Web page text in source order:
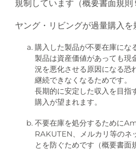
規制しています（概要書面規則
ヤング・リビングが過量購入を
購入した製品が不要在庫にな
製品は資産価値があっても現
況を悪化させる原因になる恐
継続できなくなるためです。
長期的に安定した収入を目指
購入が望まれます。
不要在庫を処分するために
RAKUTEN、メルカリ等のネ
とを防ぐためです（概要書面